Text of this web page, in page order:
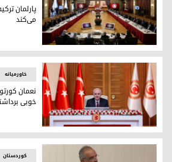
پارلمان ترکیه روند صلح را بررسی می‌کند
پارلمان
می‌کند
نعمان کورتولموش، رئیس پارلمان ترکیه
خاورمیانه
نعمان
خوبی
کوردستان